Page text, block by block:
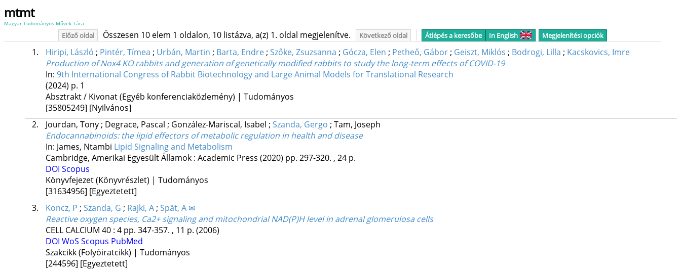
mtmt
Magyar Tudományos Művek Tára
Előző oldal Összesen 10 elem 1 oldalon, 10 listázva, a(z) 1. oldal megjelenítve. Következő oldal Átlépés a keresőbe In English Megjelenítési opciók
1. Hiripi, László ; Pintér, Tímea ; Urbán, Martin ; Barta, Endre; Szőke, Zsuzsanna ; Gócza, Elen ; Petheő, Gábor; Geiszt, Miklós ; Bodrogi, Lilla ; Kacskovics, Imre
Production of Nox4 KO rabbits and generation of genetically modified rabbits to study the long-term effects of COVID-19
In: 9th International Congress of Rabbit Biotechnology and Large Animal Models for Translational Research
(2024) p. 1
Absztrakt / Kivonat (Egyéb konferenciaközlemény) | Tudományos
[35805249] [Nyilvános]
2.
Jourdan, Tony; Degrace, Pascal ; González-Mariscal, Isabel ; Szanda, Gergo ; Tam, Joseph
Endocannabinoids: the lipid effectors of metabolic regulation in health and disease
In: James, Ntambi Lipid Signaling and Metabolism
Cambridge, Amerikai Egyesült Államok : Academic Press (2020) pp. 297-320. , 24 p.
DOI Scopus
Könyvfejezet (Könyvrészlet) | Tudományos
[31634956] [Egyeztetett]
3.
Koncz, P ; Szanda, G ; Rajki, A; Spät, A ✉
Reactive oxygen species, Ca2+ signaling and mitochondrial NAD(P)H level in adrenal glomerulosa cells
CELL CALCIUM 40: 4 pp. 347-357. , 11 p. (2006)
DOI WoS Scopus PubMed
Szakcikk (Folyóiratcikk) | Tudományos
[244596] [Egyeztetett]